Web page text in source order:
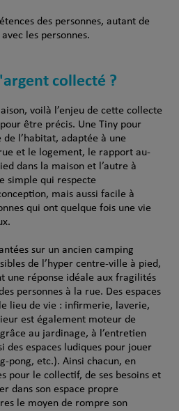
des personnes, autant de
les personnes.
collecté ?
voilà l’enjeu de cette collecte
être précis. Une Tiny pour
l’habitat, adaptée à une
et le logement, le rapport au-
dans la maison et l’autre à
simple qui respecte
mais aussi facile à
qui ont quelque fois une vie
sur un ancien camping
de l’hyper centre-ville à pied,
une réponse idéale aux fragilités
personnes à la rue. Des espaces
lieu de vie : infirmerie, laverie,
est également moteur de
au jardinage, à l’entretien
des espaces ludiques pour jouer
pong, etc.). Ainsi chacun, en
pour le collectif, de ses besoins et
dans son espace propre
le moyen de rompre son